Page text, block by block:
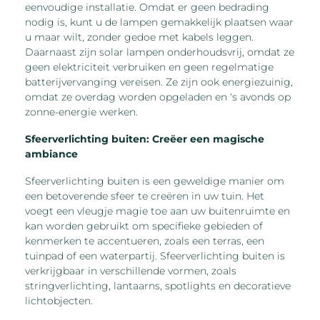
eenvoudige installatie. Omdat er geen bedrading
nodig is, kunt u de lampen gemakkelijk plaatsen waar
u maar wilt, zonder gedoe met kabels leggen.
Daarnaast zijn solar lampen onderhoudsvrij, omdat ze
geen elektriciteit verbruiken en geen regelmatige
batterijvervanging vereisen. Ze zijn ook energiezuinig,
omdat ze overdag worden opgeladen en ‘s avonds op
zonne-energie werken.
Sfeerverlichting buiten: Creëer een magische
ambiance
Sfeerverlichting buiten is een geweldige manier om
een betoverende sfeer te creëren in uw tuin. Het
voegt een vleugje magie toe aan uw buitenruimte en
kan worden gebruikt om specifieke gebieden of
kenmerken te accentueren, zoals een terras, een
tuinpad of een waterpartij. Sfeerverlichting buiten is
verkrijgbaar in verschillende vormen, zoals
stringverlichting, lantaarns, spotlights en decoratieve
lichtobjecten.